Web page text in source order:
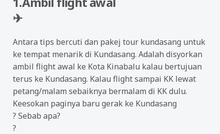
✈
Antara tips bercuti dan pakej tour kundasang untuk
ke tempat menarik di Kundasang. Adalah disyorkan
ambil flight awal ke Kota Kinabalu kalau bertujuan
terus ke Kundasang. Kalau flight sampai KK lewat
petang/malam sebaiknya bermalam di KK dulu.
Keesokan paginya baru gerak ke Kundasang
? Sebab apa?
?